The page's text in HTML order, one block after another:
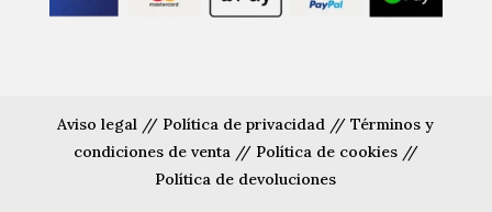
Aviso legal // Política de privacidad //Términos y
condiciones de venta// Política de cookies//
Política de devoluciones